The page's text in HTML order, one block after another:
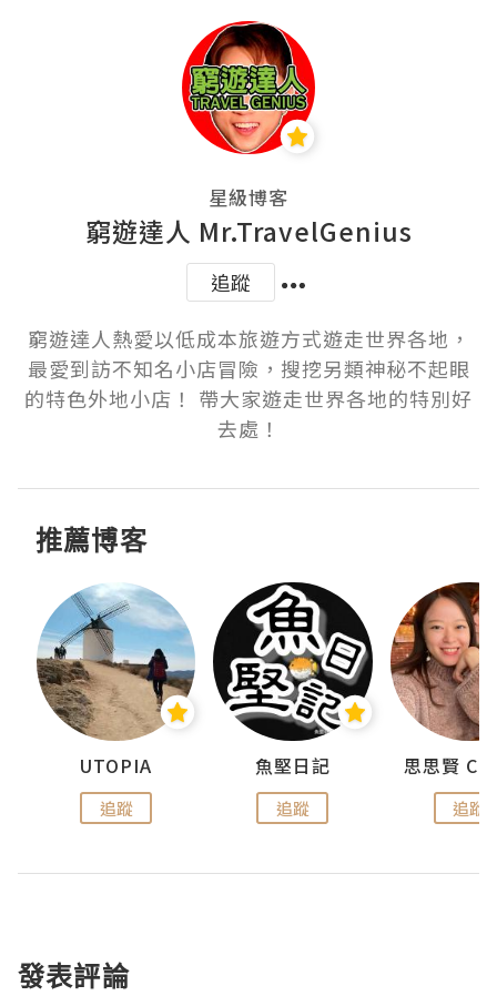
星級博客
窮遊達人 Mr.TravelGenius
追蹤
窮遊達人熱愛以低成本旅遊方式遊走世界各地，
最愛到訪不知名小店冒險，搜挖另類神秘不起眼
的特色外地小店！ 帶大家遊走世界各地的特別好
推薦博客
UTOPIA
追蹤
魚堅日記
追蹤 追蹤
發表評論